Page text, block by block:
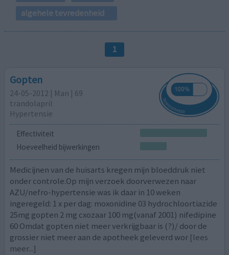
algehele tevredenheid
1
Gopten
24-05-2012 | Man | 69
trandolapril
Hypertensie
Effectiviteit
Hoeveelheid bijwerkingen
Medicijnen van de huisarts kregen mijn bloeddruk niet
onder controle.Op mijn verzoek doorverwezen naar
AZU/nefro-hypertensie was ik daar in 10 weken
ingeregeld: 1 x per dag: moxonidine 03 hydrochloortiazide
25mg gopten 2 mg cxozaar 100 mg(vanaf 2001) nifedipine
60 Omdat gopten niet meer verkrijgbaar is (?)/ door de
grossier niet meer aan de apotheek geleverd wor [lees
meer...]